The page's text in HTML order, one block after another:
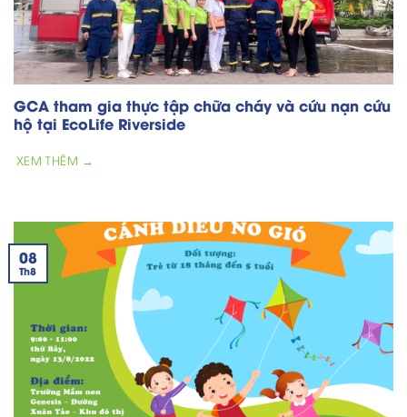
GCA tham gia thực tập chữa cháy và cứu nạn cứu
hộ tại EcoLife Riverside
XEM THÊM →
08
Th8